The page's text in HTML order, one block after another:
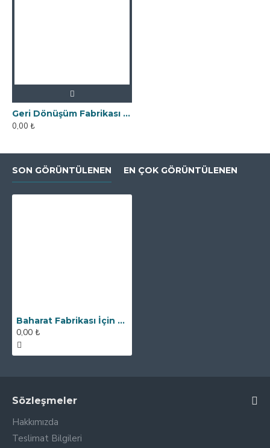
Geri Dönüşüm Fabrikası İçin Kolay Temizlenebilir Neodyum Elek Mıknatıs
0,00 ₺
SON GÖRÜNTÜLENEN EN ÇOK GÖRÜNTÜLENEN
Baharat Fabrikası İçin Özel Manyetik Elek Seperatör
0,00 ₺
Sözleşmeler
Hakkımızda
Teslimat Bilgileri